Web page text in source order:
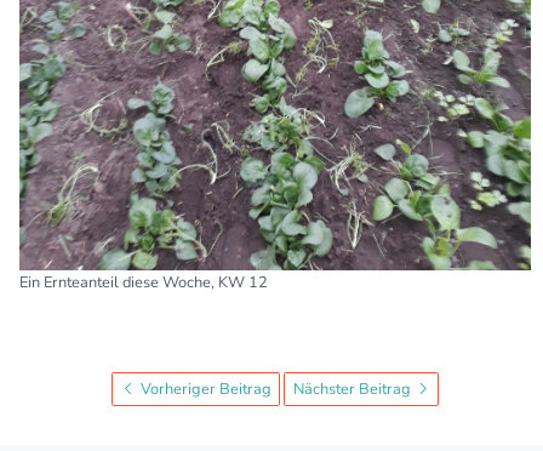
Ein Ernteanteil diese Woche, KW 12
Vorheriger Beitrag Nächster Beitrag